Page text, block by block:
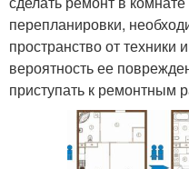
перепланировки,
пространство от техники
вероятность ее
приступать к ремонтным